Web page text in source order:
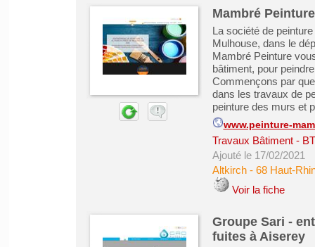
Mambré
La société de
Mulhouse, dans le
Mambré Peinture
bâtiment, pour
Commençons par
dans les travaux de
peinture des murs et
www.peinture-
Travaux Bâtiment -
Ajouté le 17/02/2021
Altkirch- 68 Haut-
Voir la fiche
Groupe Sari -
fuites à Aiserey